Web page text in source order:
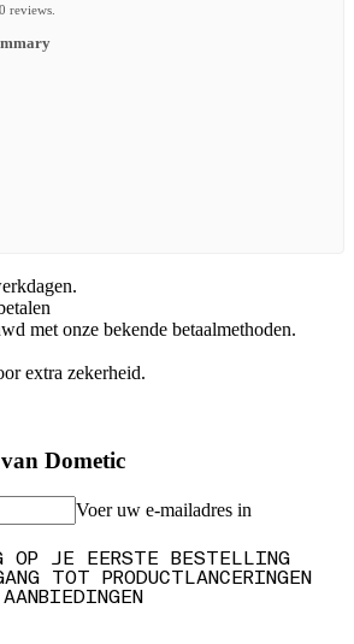
reviews.
met onze bekende betaalmethoden.
extra zekerheid.
Dometic
Voer uw e-mailadres in
OP JE EERSTE BESTELLING
TOT PRODUCTLANCERINGEN